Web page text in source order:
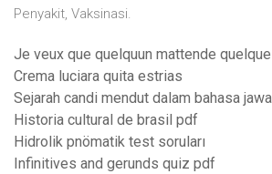
Penyakit, Vaksinasi.
Je veux que quelquun mattende
Crema luciara quita estrias
Sejarah candi mendut dalam bahasa jawa
Historia cultural de brasil pdf
Hidrolik pnömatik test soruları
Infinitives and gerunds quiz pdf